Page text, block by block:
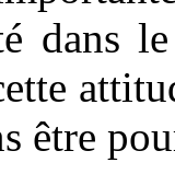
dans
être